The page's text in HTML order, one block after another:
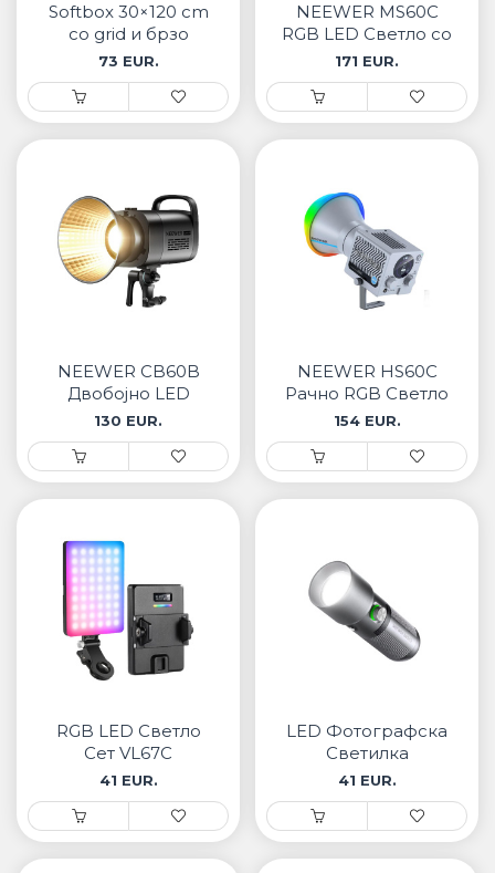
Softbox 30×120 cm
со grid и брзо
отворање NS17S
73 EUR.
NEEWER MS60C
RGB LED Светло со
апликациска
контрола
171 EUR.
NEEWER CB60B
Двобојно LED
светло 70W со
апликациска
130 EUR.
NEEWER HS60C
Рачно RGB Светло
154 EUR.
RGB LED Светло
Сет VL67C
41 EUR.
LED Фотографскa
Светилка
41 EUR.